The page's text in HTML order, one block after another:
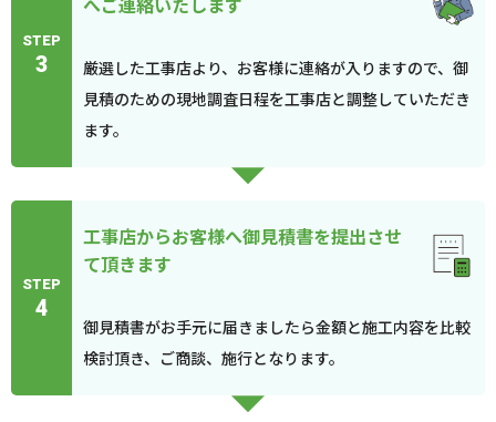
STEP
3
厳選した工事店より、お客様に連絡が入りますので、御
見積のための現地調査日程を工事店と調整していただき
ます。
STEP
4
工事店からお客様へ御見積書を提出させ
て頂きます
御見積書がお手元に届きましたら金額と施工内容を比較
検討頂き、ご商談、施行となります。